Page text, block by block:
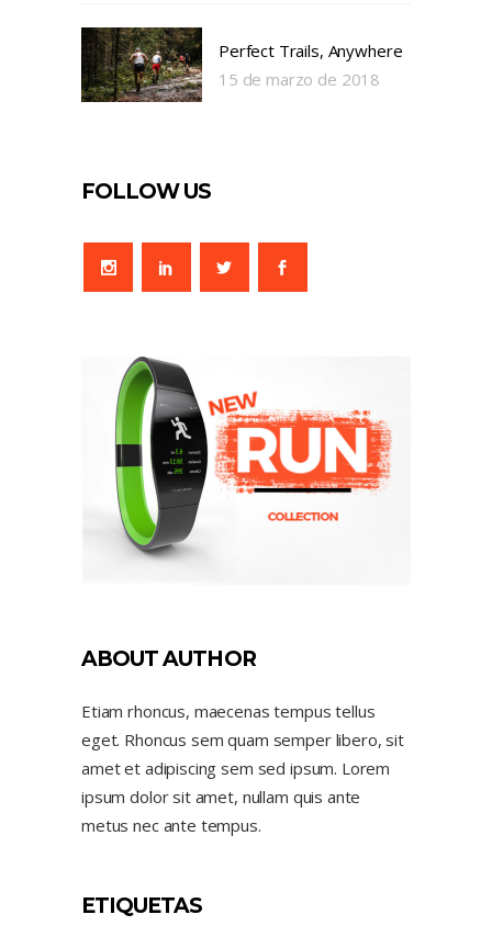
Perfect Trails, Anywhere
15 de marzo de 2018
FOLLOW US
ABOUT AUTHOR
Etiam rhoncus, maecenas tempus tellus
eget. Rhoncus sem quam semper libero, sit
amet et adipiscing sem sed ipsum. Lorem
ipsum dolor sit amet, nullam quis ante
metus nec ante tempus.
ETIQUETAS